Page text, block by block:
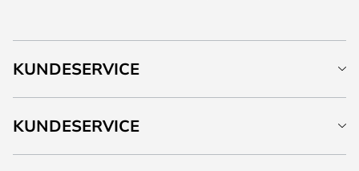
KUNDESERVICE
KUNDESERVICE